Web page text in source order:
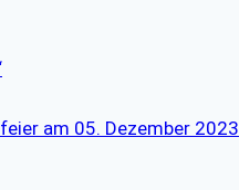
am 05. Dezember 2023